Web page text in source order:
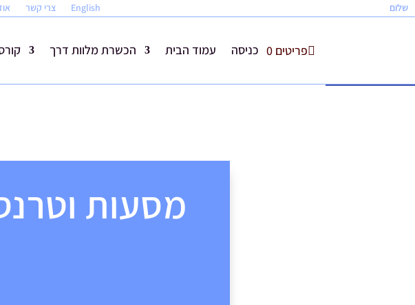
English צרי קשר שלום
פריטים 0 כניסה עמוד הבית הכשרת מלוות דרך
מסעות